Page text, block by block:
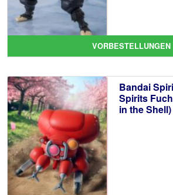
VORBESTELLUNGEN
Bandai
Spirits
in the